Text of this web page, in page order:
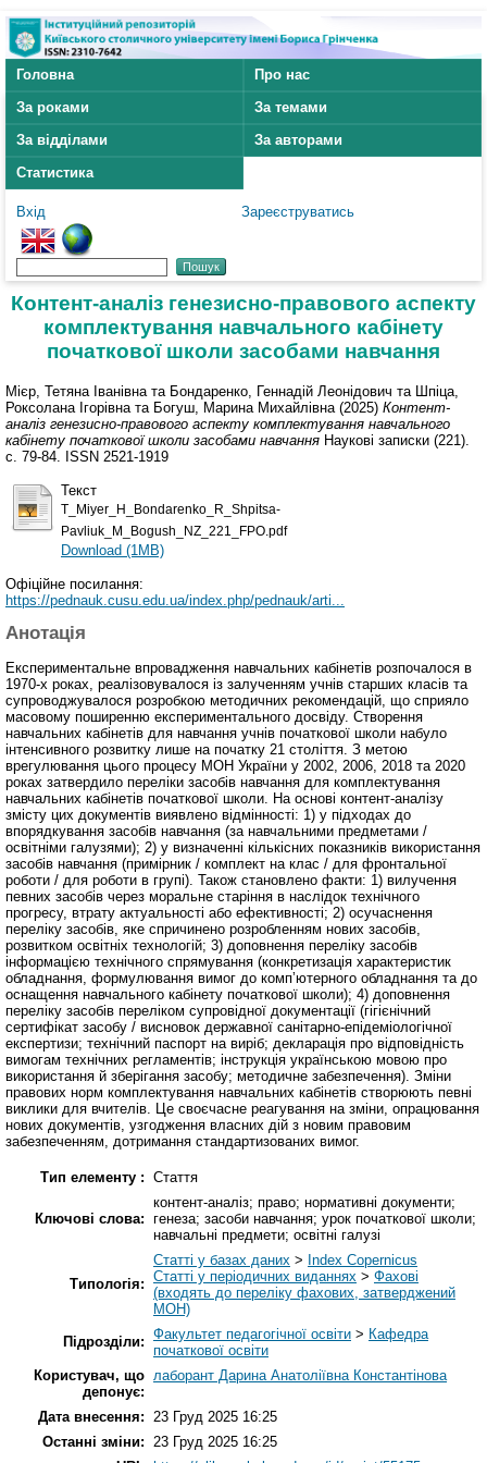
Головна
Про нас
За роками
За темами
За відділами
За авторами
Статистика
Вхід Зареєструватись
Контент-аналіз генезисно-правового аспекту
комплектування навчального кабінету
початкової школи засобами навчання
Мієр, Тетяна Іванівна та Бондаренко, Геннадій Леонідович та
Шпіца,
Роксолана Ігорівна та Богуш, Марина Михайлівна (2025) Контент-
аналіз генезисно-правового аспекту комплектування навчального
кабінету початкової школи засобами навчання Наукові записки (221).
с. 79-84. ISSN 2521-1919
Текст
T_Miyer_H_Bondarenko_R_Shpitsa-
Pavliuk_M_Bogush_NZ_221_FPO.pdf
Download (1MB)
Офіційне посилання:
https://pednauk.cusu.edu.ua/index.php/pednauk/arti...
Анотація
Експериментальне впровадження навчальних кабінетів розпочалося в
1970-х роках, реалізовувалося із залученням учнів старших класів та
супроводжувалося розробкою методичних рекомендацій, що сприяло
масовому поширенню експериментального досвіду. Створення
навчальних кабінетів для навчання учнів початкової школи набуло
інтенсивного розвитку лише на початку 21 століття. З метою
врегулювання цього процесу МОН України у 2002, 2006, 2018 та 2020
роках затвердило переліки засобів навчання для комплектування
навчальних кабінетів початкової школи. На основі контент-аналізу
змісту цих документів виявлено відмінності: 1) у підходах до
впорядкування засобів навчання (за навчальними предметами /
освітніми галузями); 2) у визначенні кількісних показників використання
засобів навчання (примірник / комплект на клас / для фронтальної
роботи / для роботи в групі). Також становлено факти: 1) вилучення
певних засобів через моральне старіння в наслідок технічного
прогресу, втрату актуальності або ефективності; 2) осучаснення
переліку засобів, яке спричинено розробленням нових засобів,
розвитком освітніх технологій; 3) доповнення переліку засобів
інформацією технічного спрямування (конкретизація характеристик
обладнання, формулювання вимог до компʼютерного обладнання та до
оснащення навчального кабінету початкової школи); 4) доповнення
переліку засобів переліком супровідної документації (гігієнічний
сертифікат засобу / висновок державної санітарно-епідеміологічної
експертизи; технічний паспорт на виріб; декларація про відповідність
вимогам технічних регламентів; інструкція українською мовою про
використання й зберігання засобу; методичне забезпечення). Зміни
правових норм комплектування навчальних кабінетів створюють певні
виклики для вчителів. Це своєчасне реагування на зміни, опрацювання
нових документів, узгодження власних дій з новим правовим
забезпеченням, дотримання стандартизованих вимог.
Тип елементу : Стаття
Ключові слова:
контент-аналіз; право; нормативні документи;
генеза; засоби навчання; урок початкової школи;
навчальні предмети; освітні галузі
Типологія:
Статті у базах даних > Index Copernicus
Статті у періодичних виданнях > Фахові
(входять до переліку фахових, затверджений
МОН)
Підрозділи: Факультет педагогічної освіти > Кафедра
початкової освіти
Користувач, що
депонує:
лаборант Дарина Анатоліївна Константінова
Дата внесення: 23 Груд 2025 16:25
Останні зміни: 23 Груд 2025 16:25